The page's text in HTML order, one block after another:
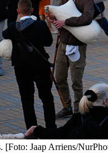
[Foto: Jaap Arriens/